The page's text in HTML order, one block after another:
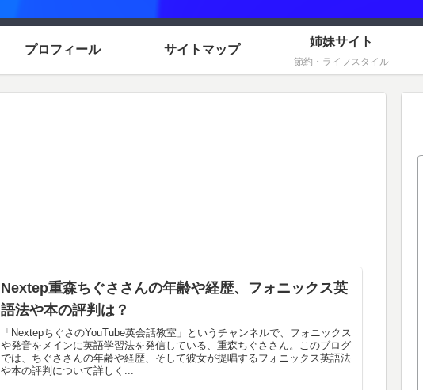
プロフィール サイトマップ
姉妹サイト
節約・ライフスタイル
Nextep重森ちぐささんの年齢や経歴、フォニックス英
語法や本の評判は？
「NextepちぐさのYouTube英会話教室」というチャンネルで、フォニックス
や発音をメインに英語学習法を発信している、重森ちぐささん。このブログ
では、ちぐささんの年齢や経歴、そして彼女が提唱するフォニックス英語法
や本の評判について詳しく...